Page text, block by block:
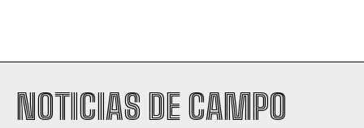
QUIERO SUSCRIBIRME
NOTICIAS DE CAMPO